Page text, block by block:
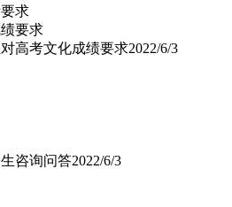
求
高考文化成绩要求2022/6/3
咨询问答2022/6/3